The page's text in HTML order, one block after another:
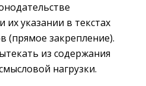
их указании в текстах
(прямое закрепление).
из содержания
нагрузки.